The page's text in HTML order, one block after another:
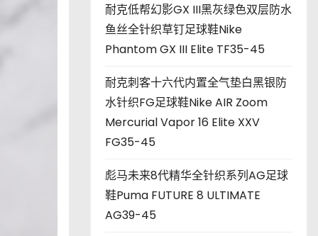
耐克低帮幻影GX III黑灰绿色双层防水
鱼丝全针织草钉足球鞋Nike
Phantom GX III Elite TF35-45
耐克刺客十六代内置全气垫白黑银防
水针织FG足球鞋Nike AIR Zoom
Mercurial Vapor 16 Elite XXV
FG35-45
彪马未来8代精华全针织系列AG足球
鞋Puma FUTURE 8 ULTIMATE
AG39-45